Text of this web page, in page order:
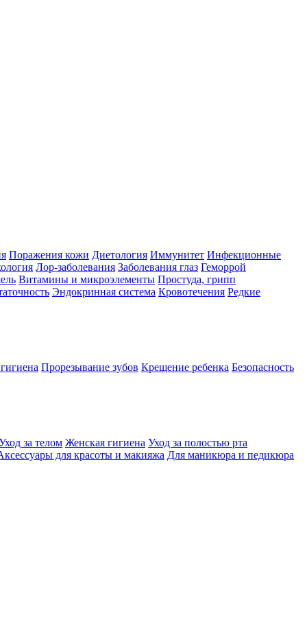
Поражения кожи Диетология Иммунитет Инфекционные
Лор-заболевания Заболевания глаз Геморрой
Витамины и микроэлементы Простуда, грипп
Эндокринная система Кровотечения Редкие
Прорезывание зубов Крещение ребенка Безопасность
за телом Женская гигиена Уход за полостью рта
для красоты и макияжа Для маникюра и педикюра